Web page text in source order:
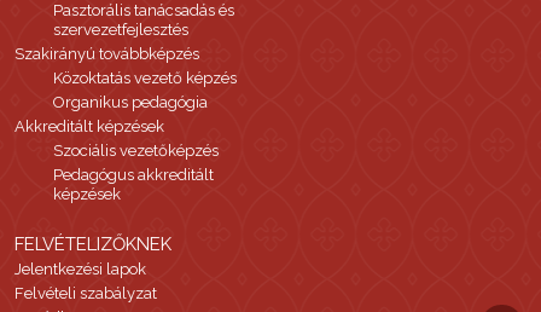
Pasztorális tanácsadás és
szervezetfejlesztés
Szakirányú továbbképzés
Közoktatás vezető képzés
Organikus pedagógia
Akkreditált képzések
Szociális vezetőképzés
Pedagógus akkreditált
képzések
FELVÉTELIZŐKNEK
Jelentkezési lapok
Felvételi szabályzat